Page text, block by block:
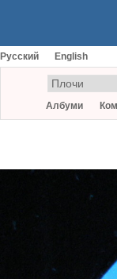
Русский English
Албуми